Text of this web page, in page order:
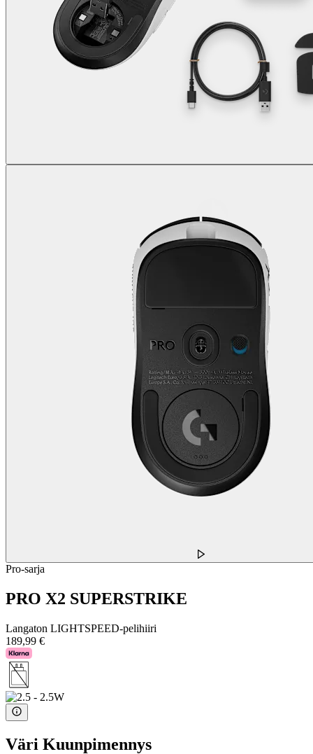
Pro-sarja
PRO X2 SUPERSTRIKE
Langaton LIGHTSPEED-pelihiiri
189,99 €
Väri Kuunpimennys